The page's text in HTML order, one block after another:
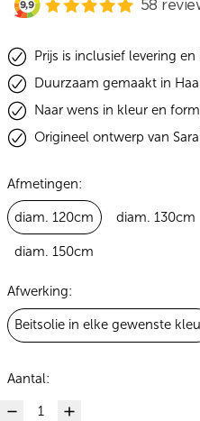
Prijs is inclusief levering
Duurzaam gemaakt in
Naar wens in kleur en
Origineel ontwerp van
Afmetingen:
diam. 120cm diam. 130cm
diam. 150cm
Afwerking:
Beitsolie in elke gewenste
Aantal: